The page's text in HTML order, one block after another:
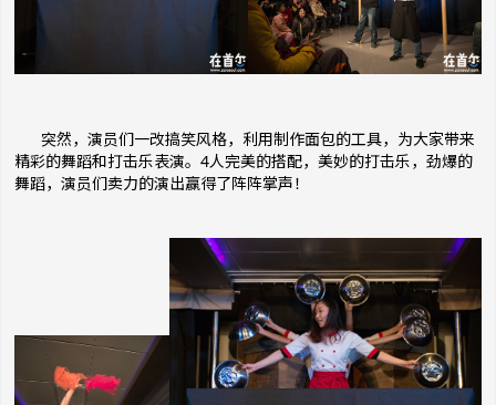
突然，演员们一改搞笑风格，利用制作面包的工具，为大家带来
精彩的舞蹈和打击乐表演。4人完美的搭配，美妙的打击乐，劲爆的
舞蹈，演员们卖力的演出赢得了阵阵掌声！